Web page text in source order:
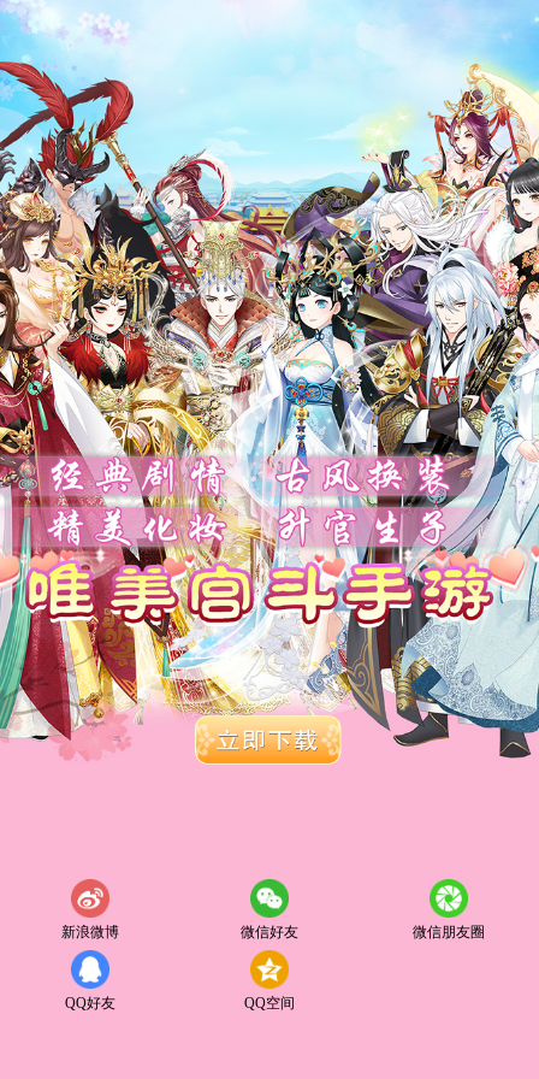
新浪微博 微信好友 微信朋友圈
QQ好友 QQ空间